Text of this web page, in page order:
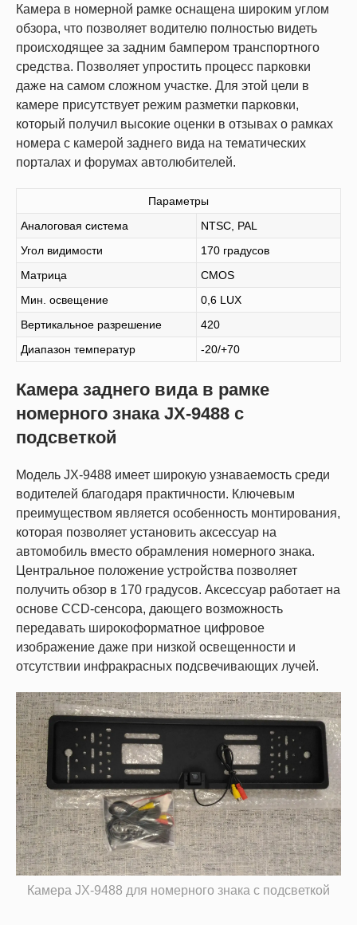
Камера в номерной рамке оснащена широким углом
обзора, что позволяет водителю полностью видеть
происходящее за задним бампером транспортного
средства. Позволяет упростить процесс парковки
даже на самом сложном участке. Для этой цели в
камере присутствует режим разметки парковки,
который получил высокие оценки в отзывах о рамках
номера с камерой заднего вида на тематических
порталах и форумах автолюбителей.
Параметры
Аналоговая система
NTSC, PAL
Угол видимости
170 градусов
Матрица
CMOS
Мин. освещение
0,6 LUX
Вертикальное разрешение
420
Диапазон температур
-20/+70
Камера заднего вида в рамке
номерного знака JX-9488 с
подсветкой
Модель JX-9488 имеет широкую узнаваемость среди
водителей благодаря практичности. Ключевым
преимуществом является особенность монтирования,
которая позволяет установить аксессуар на
автомобиль вместо обрамления номерного знака.
Центральное положение устройства позволяет
получить обзор в 170 градусов. Аксессуар работает на
основе CCD-сенсора, дающего возможность
передавать широкоформатное цифровое
изображение даже при низкой освещенности и
отсутствии инфракрасных подсвечивающих лучей.
Камера JX-9488 для номерного знака с подсветкой